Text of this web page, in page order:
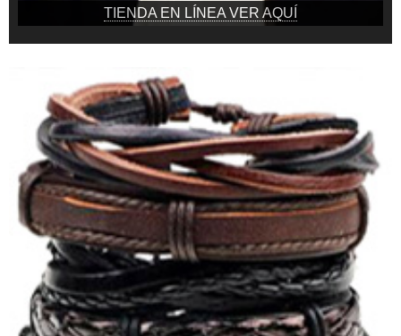
TIENDA EN LÍNEA VER AQUÍ